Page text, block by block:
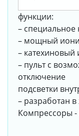
функции:
–
– мощный
– катехиновый
– пульт с
отключение
подсветки
– разработан
Компрессоры